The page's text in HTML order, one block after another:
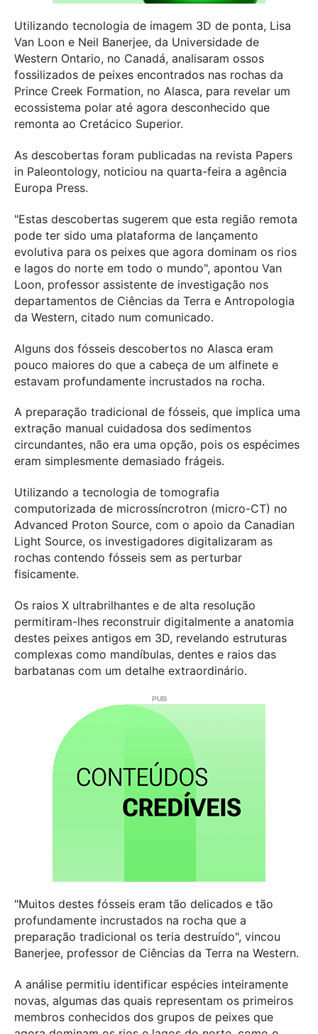
Utilizando tecnologia de imagem 3D de ponta, Lisa
Van Loon e Neil Banerjee, da Universidade de
Western Ontario, no Canadá, analisaram ossos
fossilizados de peixes encontrados nas rochas da
Prince Creek Formation, no Alasca, para revelar um
ecossistema polar até agora desconhecido que
remonta ao Cretácico Superior.
As descobertas foram publicadas na revista Papers
in Paleontology, noticiou na quarta-feira a agência
Europa Press.
"Estas descobertas sugerem que esta região remota
pode ter sido uma plataforma de lançamento
evolutiva para os peixes que agora dominam os rios
e lagos do norte em todo o mundo", apontou Van
Loon, professor assistente de investigação nos
departamentos de Ciências da Terra e Antropologia
da Western, citado num comunicado.
Alguns dos fósseis descobertos no Alasca eram
pouco maiores do que a cabeça de um alfinete e
estavam profundamente incrustados na rocha.
A preparação tradicional de fósseis, que implica uma
extração manual cuidadosa dos sedimentos
circundantes, não era uma opção, pois os espécimes
eram simplesmente demasiado frágeis.
Utilizando a tecnologia de tomografia
computorizada de microssíncrotron (micro-CT) no
Advanced Proton Source, com o apoio da Canadian
Light Source, os investigadores digitalizaram as
rochas contendo fósseis sem as perturbar
fisicamente.
Os raios X ultrabrilhantes e de alta resolução
permitiram-lhes reconstruir digitalmente a anatomia
destes peixes antigos em 3D, revelando estruturas
complexas como mandíbulas, dentes e raios das
barbatanas com um detalhe extraordinário.
"Muitos destes fósseis eram tão delicados e tão
profundamente incrustados na rocha que a
preparação tradicional os teria destruído", vincou
Banerjee, professor de Ciências da Terra na Western.
A análise permitiu identificar espécies inteiramente
novas, algumas das quais representam os primeiros
membros conhecidos dos grupos de peixes que